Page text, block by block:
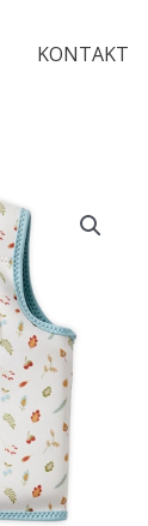
KONTAKT